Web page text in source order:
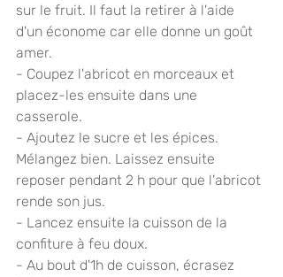
sur le fruit. Il faut la retirer à l'aide
d'un économe car elle donne un goût
amer.
- Coupez l'abricot en morceaux et
placez-les ensuite dans une
casserole.
- Ajoutez le sucre et les épices.
Mélangez bien. Laissez ensuite
reposer pendant 2 h pour que l'abricot
rende son jus.
- Lancez ensuite la cuisson de la
confiture à feu doux.
- Au bout d'1h de cuisson, écrasez